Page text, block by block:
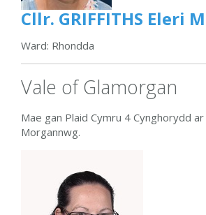
Cllr. GRIFFITHS Eleri
Ward: Rhondda
Vale of Glamorgan
Mae gan Plaid Cymru 4 Cynghorydd
Morgannwg.